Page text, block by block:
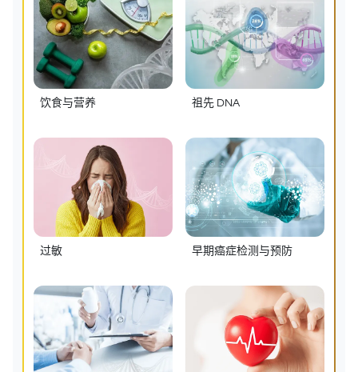
饮食与营养 祖先 DNA
过敏 早期癌症检测与预防